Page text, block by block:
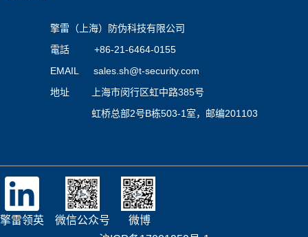
擎雷（上海）防伪科技有限公司
電話 +86-21-6464-0155
EMAIL sales.sh@t-security.com
地址 上海市闵行区虹中路385号
虹桥总部2号B栋503-1室，邮编201103
擎雷领英 微信公众号
微博